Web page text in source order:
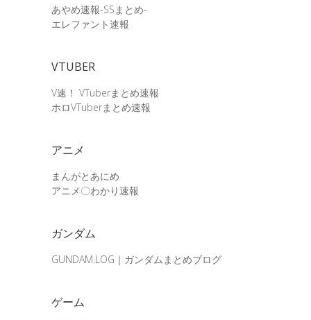
あやめ速報-SSまとめ-
エレファント速報
VTUBER
V速！ VTuberまとめ速報
ホロVTuberまとめ速報
アニメ
まんがとあにめ
アニメ〇わかり速報
ガンダム
GUNDAM.LOG｜ガンダムまとめブログ
ゲーム